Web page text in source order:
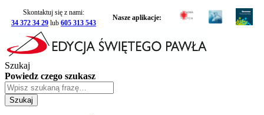
Skontaktuj się z nami:
34 372 34 29 lub 605 313 543
Nasze aplikacje:
Szukaj
Powiedz czego szukasz
Szukaj